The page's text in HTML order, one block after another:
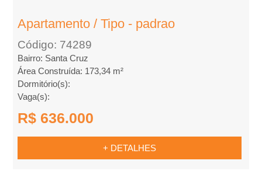
Apartamento / Tipo - padrao
Código: 74289
Bairro: Santa Cruz
Área Construída: 173,34 m²
Dormitório(s):
Vaga(s):
R$ 636.000
+ DETALHES